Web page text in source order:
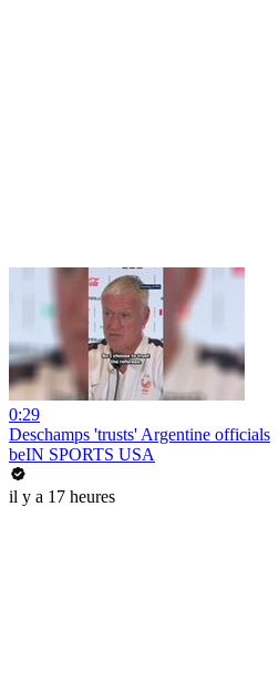
0:29
Deschamps 'trusts' Argentine officials
beIN SPORTS USA
il y a 17 heures